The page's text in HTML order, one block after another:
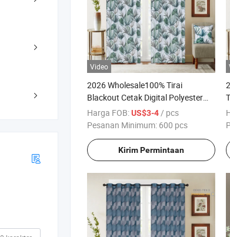
Video
2026 Wholesale100% Tirai
Blackout Cetak Digital Polyester
Tirai Jendela Transparan untuk
Ruang Tamu
Harga FOB:US$3-4/ pcs
Pesanan Minimum: 600 pcs
Kirim Permintaan